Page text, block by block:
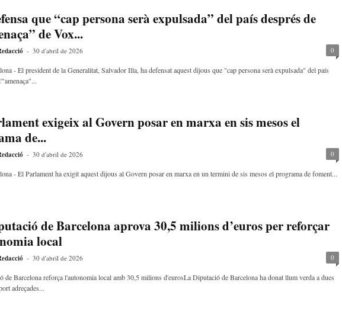
que “cap persona serà expulsada” del país després de
de Vox...
- 30 d'abril de 2026 0
- El president de la Generalitat, Salvador Illa, ha defensat aquest dijous que "cap persona serà expulsada" del país
exigeix al Govern posar en marxa en sis mesos el
de...
- 30 d'abril de 2026 0
- El Parlament ha exigit aquest dijous al Govern posar en marxa en un termini de sis mesos el programa de foment...
de Barcelona aprova 30,5 milions d’euros per reforçar
local
- 30 d'abril de 2026 0
de Barcelona reforça l'autonomia local amb 30,5 milions d'eurosLa Diputació de Barcelona ha donat llum verda a dues
adreçades...